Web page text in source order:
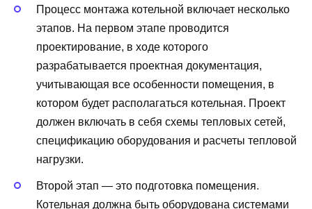
Процесс монтажа котельной включает несколько
этапов. На первом этапе проводится
проектирование, в ходе которого
разрабатывается проектная документация,
учитывающая все особенности помещения, в
котором будет располагаться котельная. Проект
должен включать в себя схемы тепловых сетей,
спецификацию оборудования и расчеты тепловой
нагрузки.
Второй этап — это подготовка помещения.
Котельная должна быть оборудована системами